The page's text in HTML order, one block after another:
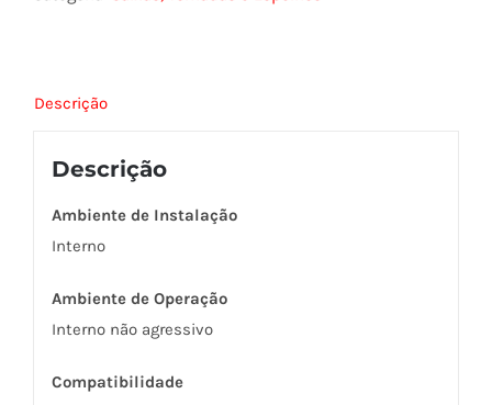
Descrição
Descrição
Ambiente de Instalação
Interno
Ambiente de Operação
Interno não agressivo
Compatibilidade